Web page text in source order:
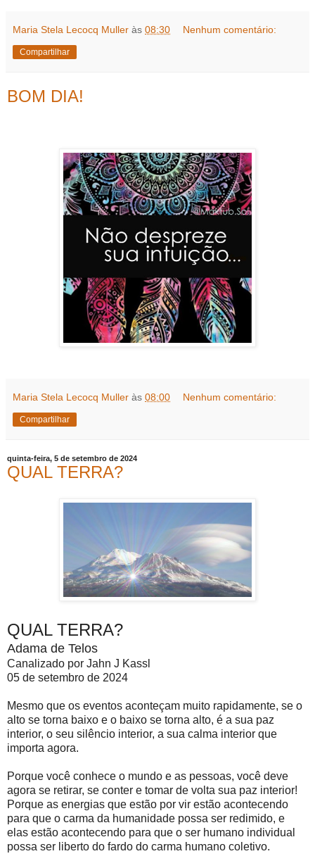
Maria Stela Lecocq Muller às 08:30 Nenhum comentário:
Compartilhar
BOM DIA!
Maria Stela Lecocq Muller às 08:00 Nenhum comentário:
Compartilhar
quinta-feira, 5 de setembro de 2024
QUAL TERRA?
QUAL TERRA?
Adama de Telos
Canalizado por Jahn J Kassl
05 de setembro de 2024
Mesmo que os eventos aconteçam muito rapidamente, se o
alto se torna baixo e o baixo se torna alto, é a sua paz
interior, o seu silêncio interior, a sua calma interior que
importa agora.
Porque você conhece o mundo e as pessoas, você deve
agora se retirar, se conter e tomar de volta sua paz interior!
Porque as energias que estão por vir estão acontecendo
para que o carma da humanidade possa ser redimido, e
elas estão acontecendo para que o ser humano individual
possa ser liberto do fardo do carma humano coletivo.